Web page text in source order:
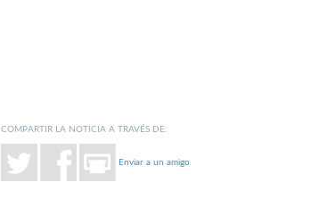
COMPARTIR LA NOTICIA A TRAVÉS DE:
Enviar a un amigo